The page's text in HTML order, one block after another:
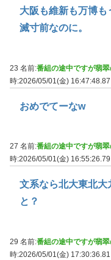
大阪も維新も万博
滅寸前なのに。
23 名前:番組の途中ですが翡
時:2026/05/01(金) 16:47:48.87
おめでてーなw
27 名前:番組の途中ですが翡
時:2026/05/01(金) 16:55:26.79
文系なら北大東北大
と？
29 名前:番組の途中ですが翡
時:2026/05/01(金) 17:30:36.81